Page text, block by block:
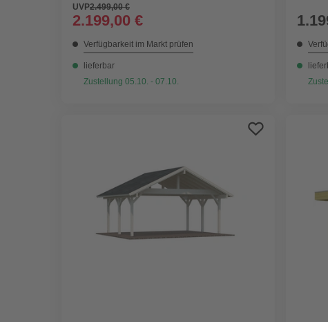
UVP2.499,00 €
2.199,00 €
Verfügbarkeit im Markt prüfen
lieferbar
Zustellung 05.10. - 07.10.